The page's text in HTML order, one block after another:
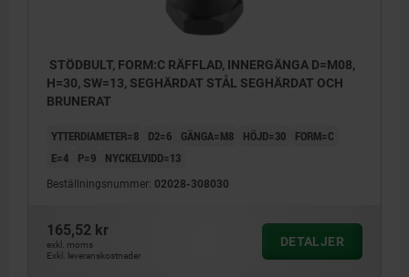
STÖDBULT, FORM:C RÄFFLAD, INNERGÄNGA D=M08,
H=30, SW=13, SEGHÄRDAT STÅL SEGHÄRDAT OCH
BRUNERAT
YTTERDIAMETER=8 D2=6 GÄNGA=M8 HÖJD=30
FORM=C
E=4
P=9 NYCKELVIDD=13
Beställningsnummer: 02028-308030
165,52 kr
exkl. moms
Exkl. leveranskostnader
DETALJER